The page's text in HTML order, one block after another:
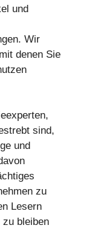
und
Wir
denen Sie
sind,
und
zu
Lesern
zu bleiben